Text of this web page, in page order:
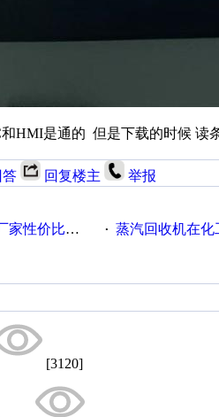
和HMI是通的 但是下载的时候 读
答 回复楼主 举报
价比高一些 · 蒸汽回收机在化
[3120]